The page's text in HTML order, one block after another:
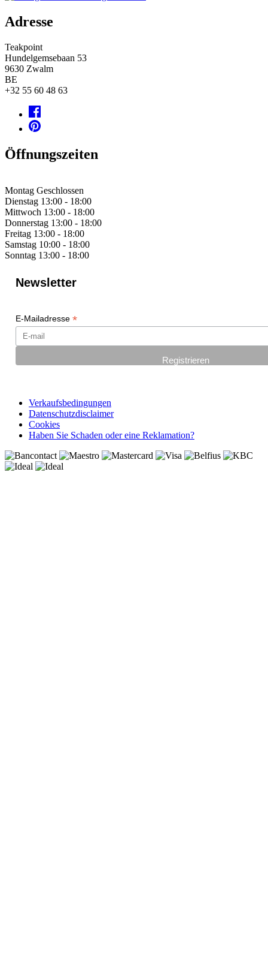
Adresse
Teakpoint
Hundelgemsebaan 53
9630 Zwalm
BE
+32 55 60 48 63
Öffnungszeiten
Montag Geschlossen
Dienstag 13:00 - 18:00
Mittwoch 13:00 - 18:00
Donnerstag 13:00 - 18:00
Freitag 13:00 - 18:00
Samstag 10:00 - 18:00
Sonntag 13:00 - 18:00
Newsletter
E-Mailadresse *
Verkaufsbedingungen
Datenschutzdisclaimer
Cookies
Haben Sie Schaden oder eine Reklamation?